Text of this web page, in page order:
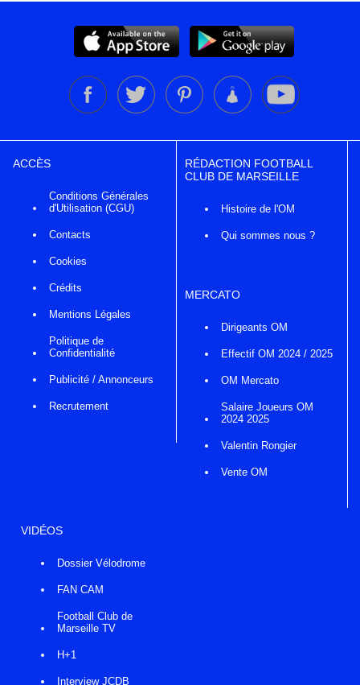
ACCÈS
Conditions Générales
d'Utilisation (CGU)
Contacts
Cookies
Crédits
Mentions Légales
Politique de
Confidentialité
Publicité / Annonceurs
Recrutement
RÉDACTION FOOTBALL
CLUB DE MARSEILLE
Histoire de l'OM
Qui sommes nous ?
MERCATO
Dirigeants OM
Effectif OM 2024 / 2025
OM Mercato
Salaire Joueurs OM
2024 2025
Valentin Rongier
Vente OM
VIDÉOS
Dossier Vélodrome
FAN CAM
Football Club de
Marseille TV
H+1
Interview JCDB